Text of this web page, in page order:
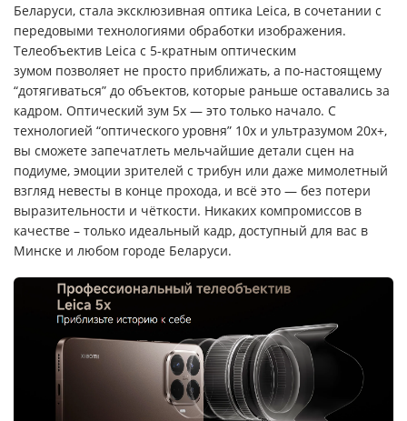
Беларуси, стала эксклюзивная оптика Leica, в сочетании с
передовыми технологиями обработки изображения.
Телеобъектив Leica с 5-кратным оптическим
зумом позволяет не просто приближать, а по-настоящему
“дотягиваться” до объектов, которые раньше оставались за
кадром. Оптический зум 5x — это только начало. С
технологией “оптического уровня” 10x и ультразумом 20x+,
вы сможете запечатлеть мельчайшие детали сцен на
подиуме, эмоции зрителей с трибун или даже мимолетный
взгляд невесты в конце прохода, и всё это — без потери
выразительности и чёткости. Никаких компромиссов в
качестве – только идеальный кадр, доступный для вас в
Минске и любом городе Беларуси.